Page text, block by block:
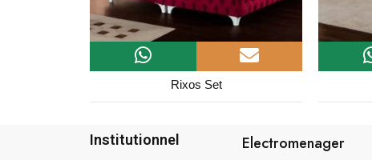
Ramses Set
Institutionnel Electromenager